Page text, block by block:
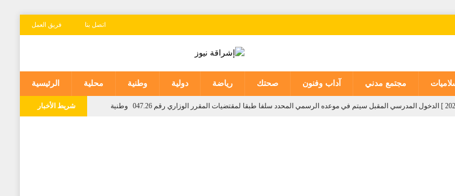
فريق العمل اتصل بنا
الرئيسية محلية وطنية دولية رياضة صحتك آداب وفنون مجتمع مدني
شريط الأخبار الدخول المدرسي المقبل سیتم في موعده الرسمي المحدد سلفا طبقا لمقتضیات المقرر الوزاري رقم 047.26 وطنية